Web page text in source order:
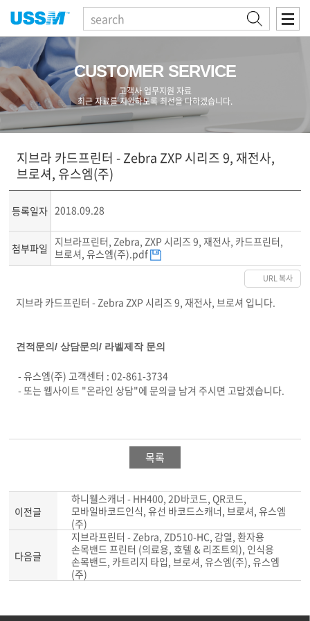
검색
CUSTOMER SERVICE
고객사 업무지원 자료
최근 자료를 지원하도록 최선을 다하겠습니다.
지브라 카드프린터 - Zebra ZXP 시리즈 9, 재전사,
브로셔, 유스엠(주)
등록일자 2018.09.28
첨부파일
지브라프린터, Zebra, ZXP 시리즈 9, 재전사, 카드프린터,
브로셔, 유스엠(주).pdf
URL 복사
지브라 카드프린터 - Zebra ZXP 시리즈 9, 재전사, 브로셔 입니다.
견적문의/ 상담문의/ 라벨제작 문의
- 유스엠(주) 고객센터 : 02-861-3734
- 또는 웹사이트 "온라인 상담"에 문의글 남겨 주시면 고맙겠습니다.
목록
이전글
하니웰스캐너 - HH400, 2D바코드, QR코드,
모바일바코드인식, 유선 바코드스캐너, 브로셔, 유스엠
(주)
다음글
지브라프린터 - Zebra, ZD510-HC, 감열, 환자용
손목밴드 프린터 (의료용, 호텔 & 리조트외), 인식용
손목밴드, 카트리지 타입, 브로셔, 유스엠(주), 유스엠
(주)